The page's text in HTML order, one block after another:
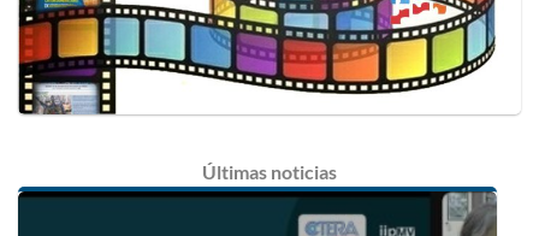
Últimas noticias